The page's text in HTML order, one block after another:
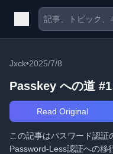
Jxck•2025/7/8
Passkey への道
Read Original
この記事はパスワード認証
Password-Less認証への移